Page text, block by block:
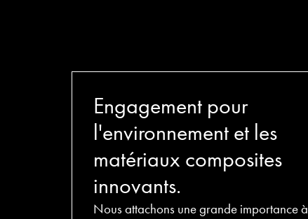
Engagement pour
l'environnement et les
matériaux composites
innovants.
Nous attachons une grande importance à